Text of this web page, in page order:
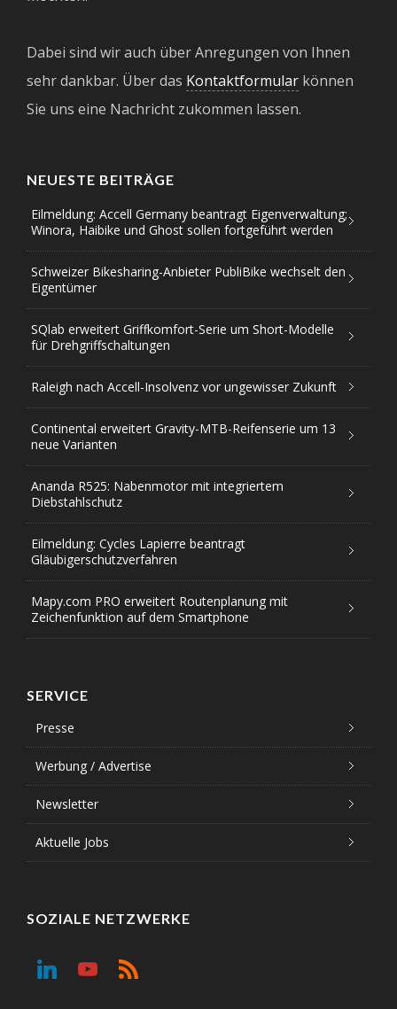
Dabei sind wir auch über Anregungen von Ihnen
sehr dankbar. Über das Kontaktformular können
Sie uns eine Nachricht zukommen lassen.
NEUESTE BEITRÄGE
Eilmeldung: Accell Germany beantragt Eigenverwaltung;
Winora, Haibike und Ghost sollen fortgeführt werden
Schweizer Bikesharing-Anbieter PubliBike wechselt den
Eigentümer
SQlab erweitert Griffkomfort-Serie um Short-Modelle
für Drehgriffschaltungen
Raleigh nach Accell-Insolvenz vor ungewisser Zukunft
Continental erweitert Gravity-MTB-Reifenserie um 13
neue Varianten
Ananda R525: Nabenmotor mit integriertem
Diebstahlschutz
Eilmeldung: Cycles Lapierre beantragt
Gläubigerschutzverfahren
Mapy.com PRO erweitert Routenplanung mit
Zeichenfunktion auf dem Smartphone
SERVICE
Presse
Werbung / Advertise
Newsletter
Aktuelle Jobs
SOZIALE NETZWERKE